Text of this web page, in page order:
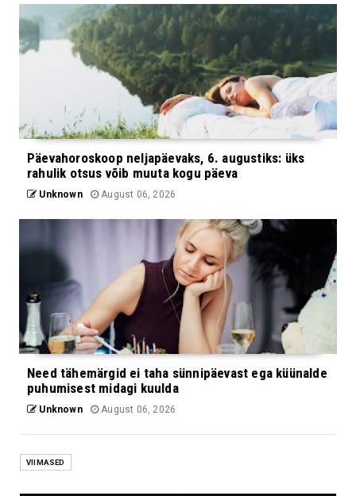
Päevahoroskoop neljapäevaks, 6. augustiks: üks
rahulik otsus võib muuta kogu päeva
Unknown August 06, 2026
Need tähemärgid ei taha sünnipäevast ega küünalde
puhumisest midagi kuulda
Unknown August 06, 2026
VIIMASED